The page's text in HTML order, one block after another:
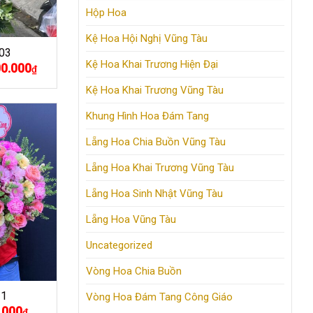
Hộp Hoa
Kệ Hoa Hội Nghị Vũng Tàu
Kệ Hoa Khai Trương Hiện Đại
Kệ Hoa Khai Trương Vũng Tàu
Khung Hình Hoa Đám Tang
Lẵng Hoa Chia Buồn Vũng Tàu
Lẵng Hoa Khai Trương Vũng Tàu
Lẵng Hoa Sinh Nhật Vũng Tàu
Lẵng Hoa Vũng Tàu
Uncategorized
Vòng Hoa Chia Buồn
Vòng Hoa Đám Tang Công Giáo
₫Giá
hiện
tại
2.500.000₫.
Giá